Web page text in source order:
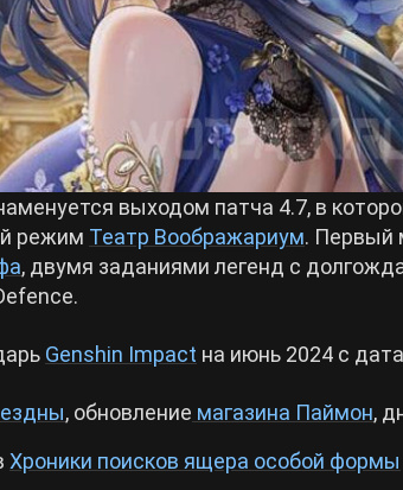
выходом патча 4.7, в
режим Театр Воображариум. Первый
, двумя заданиями легенд с
Genshin Impact на июнь 2024 с
, обновление магазина Паймон,
Хроники поисков ящера особой формы